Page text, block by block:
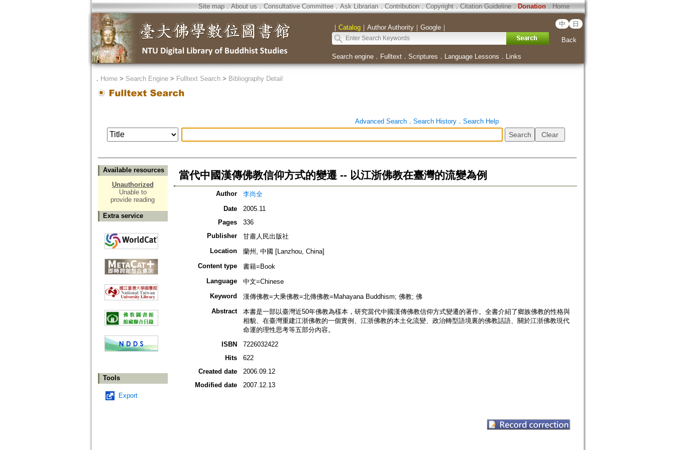
Site map．About us ． Consultative Committee． Ask Librarian． Contribution．Copyright．Citation Guideline． Donation．Home
｜ Catalog｜ Author Authority｜ Google｜ 中 日
Back
Search engine． Fulltext． Scriptures ． Language Lessons ． Links
． Home> Search Engine> Fulltext Search> Bibliography Detail
Advanced Search． Search History． Search Help
Available resources
Unauthorized
Unable to
provide reading
Extra service
Tools
Export
當代中國漢傳佛教信仰方式的變遷 -- 以江浙佛教在臺灣的流變為例
Author
李尚全
Date
2005.11
Pages
336
Publisher
甘肅人民出版社
Location
蘭州, 中國 [Lanzhou, China]
Content type
書籍=Book
Language
中文=Chinese
Keyword
漢傳佛教=大乘佛教=北傳佛教=Mahayana Buddhism; 佛教; 佛
Abstract
本書是一部以臺灣近50年佛教為樣本，研究當代中國漢傳佛教信仰方式變遷的著作。全書介紹了鄉族佛教的性格與
相貌、在臺灣重建江浙佛教的一個實例、江浙佛教的本土化流變、政治轉型語境裏的佛教話語、關於江浙佛教現代
命運的理性思考等五部分內容。
ISBN
7226032422
Hits
622
Created date
2006.09.12
Modified date
2007.12.13